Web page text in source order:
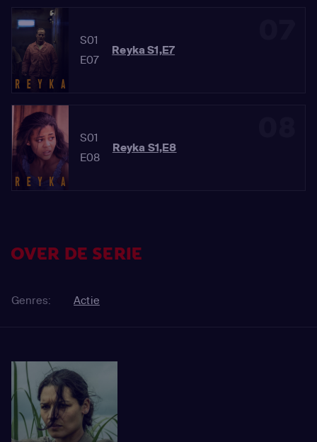
S01
E07
Reyka S1,E7
S01
E08
Reyka S1,E8
OVER DE SERIE
Genres: Actie